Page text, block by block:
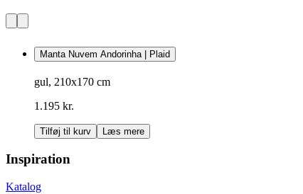
Manta Nuvem Andorinha | Plaid
gul, 210x170 cm
1.195 kr.
Tilføj til kurv Læs mere
Inspiration
Katalog